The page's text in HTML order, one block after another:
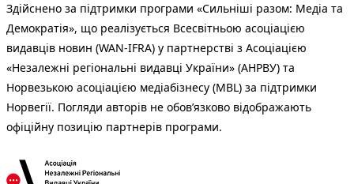
Здійснено за підтримки програми «Сильніші разом: Медіа та
Демократія», що реалізується Всесвітньою асоціацією
видавців новин (WAN-IFRA) у партнерстві з Асоціацією
«Незалежні регіональні видавці України» (АНРВУ) та
Норвезькою асоціацією медіабізнесу (MBL) за підтримки
Норвегії. Погляди авторів не обов’язково відображають
офіційну позицію партнерів програми.